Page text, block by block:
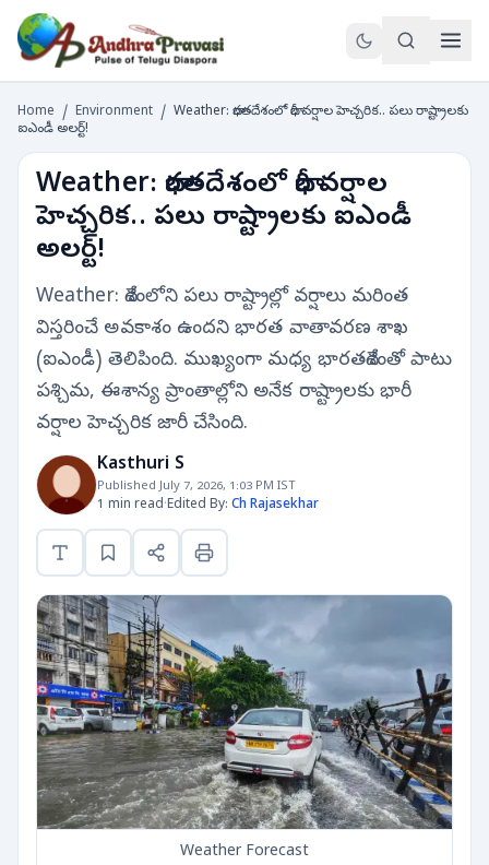
Home / Environment / Weather: భారతదేశంలో భారీ వర్షాల హెచ్చరిక.. పలు రాష్ట్రాలకు
ఐఎండీ అలర్ట్!
Weather: భారతదేశంలో భారీ వర్షాల
హెచ్చరిక.. పలు రాష్ట్రాలకు ఐఎండీ
అలర్ట్!
Weather: దేశంలోని పలు రాష్ట్రాల్లో వర్షాలు మరింత
విస్తరించే అవకాశం ఉందని భారత వాతావరణ శాఖ
(ఐఎండీ) తెలిపింది. ముఖ్యంగా మధ్య భారతదేశంతో పాటు
పశ్చిమ, ఈశాన్య ప్రాంతాల్లోని అనేక రాష్ట్రాలకు భారీ
వర్షాల హెచ్చరిక జారీ చేసింది.
Kasthuri S
Published July 7, 2026, 1:03 PM IST
1 min read·Edited By: Ch Rajasekhar
Weather Forecast